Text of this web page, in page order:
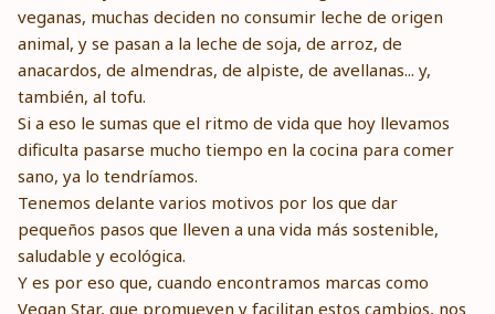
veganas, muchas deciden no consumir leche de origen
animal, y se pasan a la leche de soja, de arroz, de
anacardos, de almendras, de alpiste, de avellanas... y,
también, al tofu.
Si a eso le sumas que el ritmo de vida que hoy llevamos
dificulta pasarse mucho tiempo en la cocina para comer
sano, ya lo tendríamos.
Tenemos delante varios motivos por los que dar
pequeños pasos que lleven a una vida más sostenible,
saludable y ecológica.
Y es por eso que, cuando encontramos marcas como
Vegan Star, que promueven y facilitan estos cambios, nos